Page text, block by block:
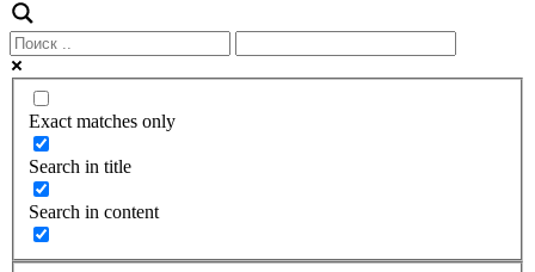
Exact matches only
Search in title
Search in content